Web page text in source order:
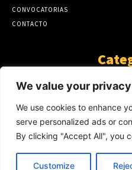
We value your privacy
We use cookies to enhance
serve personalized ads or
By clicking "Accept All", you
Customize
CONVOCATORIAS
CONTACTO
GUANTE
AL CALOR DE
Y YO
SIN